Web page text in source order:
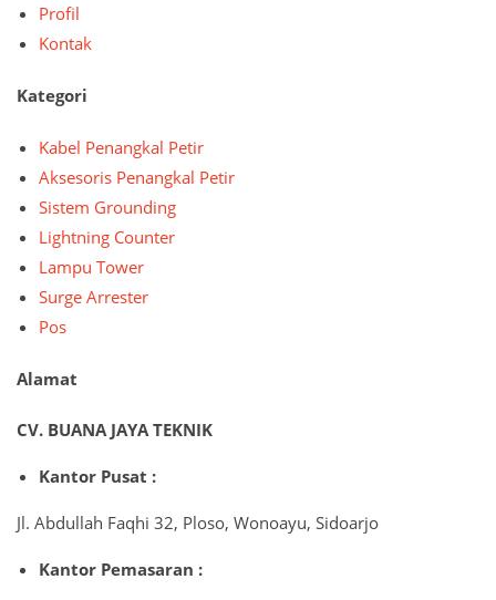
Profil
Kontak
Kategori
Kabel Penangkal Petir
Aksesoris Penangkal Petir
Sistem Grounding
Lightning Counter
Lampu Tower
Surge Arrester
Pos
Alamat
CV. BUANA JAYA TEKNIK
Kantor Pusat :
Jl. Abdullah Faqhi 32, Ploso, Wonoayu, Sidoarjo
Kantor Pemasaran :